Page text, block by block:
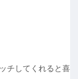
チしてくれると喜